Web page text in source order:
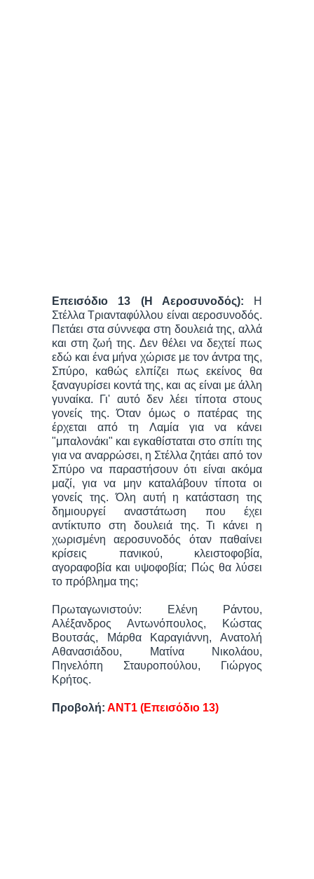
Επεισόδιο 13 (Η Αεροσυνοδός):
Η
Στέλλα Τριανταφύλλου είναι αεροσυνοδός.
Πετάει στα σύννεφα στη δουλειά της, αλλά
και στη ζωή της. Δεν θέλει να δεχτεί πως
εδώ και ένα μήνα χώρισε με τον άντρα της,
Σπύρο, καθώς ελπίζει πως εκείνος θα
ξαναγυρίσει κοντά της, και ας είναι με άλλη
γυναίκα. Γι' αυτό δεν λέει τίποτα στους
γονείς της. Όταν όμως ο πατέρας της
έρχεται από τη Λαμία για να κάνει
"μπαλονάκι" και εγκαθίσταται στο σπίτι της
για να αναρρώσει, η Στέλλα ζητάει από τον
Σπύρο να παραστήσουν ότι είναι ακόμα
μαζί, για να μην καταλάβουν τίποτα οι
γονείς της. Όλη αυτή η κατάσταση της
δημιουργεί αναστάτωση που έχει
αντίκτυπο στη δουλειά της. Τι κάνει η
χωρισμένη αεροσυνοδός όταν παθαίνει
κρίσεις πανικού, κλειστοφοβία,
αγοραφοβία και υψοφοβία; Πώς θα λύσει
το πρόβλημα της;
Πρωταγωνιστούν: Ελένη Ράντου,
Αλέξανδρος Αντωνόπουλος, Κώστας
Βουτσάς, Μάρθα Καραγιάννη, Ανατολή
Αθανασιάδου, Ματίνα Νικολάου,
Πηνελόπη Σταυροπούλου, Γιώργος
Κρήτος.
Προβολή: ΑΝΤ1 (Επεισόδιο 13)